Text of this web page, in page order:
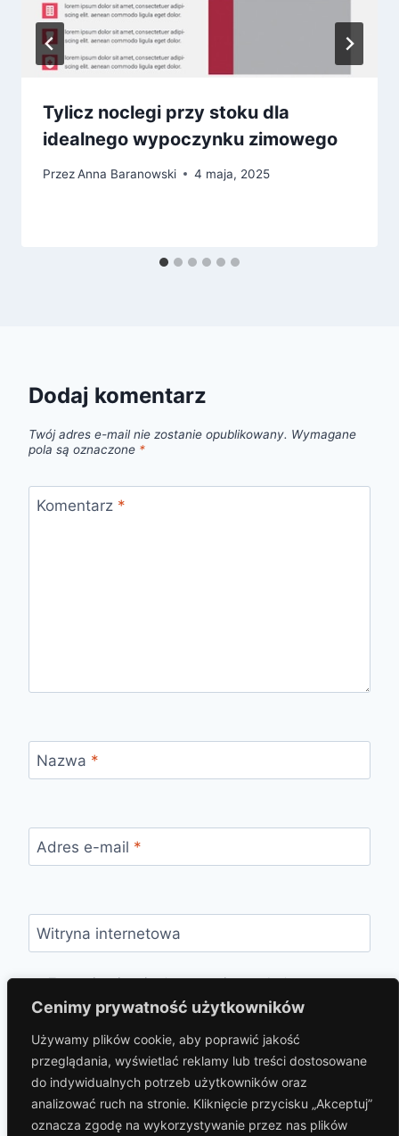
Cenimy prywatność użytkowników
Używamy plików cookie, aby poprawić jakość
przeglądania, wyświetlać reklamy lub treści dostosowane
do indywidualnych potrzeb użytkowników oraz
analizować ruch na stronie. Kliknięcie przycisku „Akceptuj”
oznacza zgodę na wykorzystywanie przez nas plików
Tylicz noclegi przy stoku dla
idealnego wypoczynku zimowego
PrzezAnna Baranowski 4 maja, 2025
Dodaj komentarz
Twój adres e-mail nie zostanie opublikowany. Wymagane
pola są oznaczone *
Komentarz *
Nazwa *
Adres e-mail *
Witryna internetowa
Zapamiętaj moje dane w tej przeglądarce
podczas pisania kolejnych komentarzy.